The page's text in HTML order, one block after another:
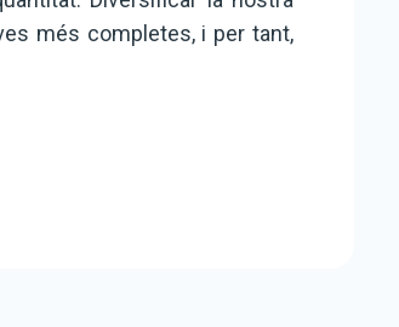
més completes, i per tant,